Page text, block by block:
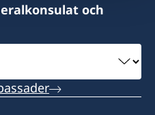
17
och